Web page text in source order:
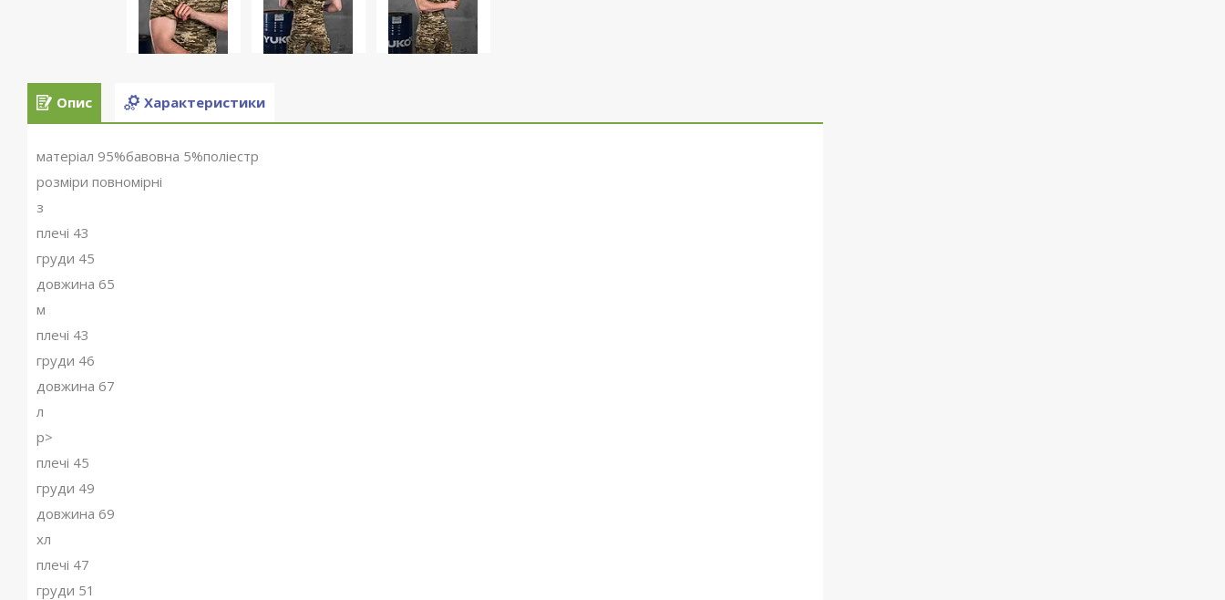
Опис Характеристики
матеріал 95%бавовна 5%поліестр
розміри повномірні
з
плечі 43
груди 45
довжина 65
м
плечі 43
груди 46
довжина 67
л
p>
плечі 45
груди 49
довжина 69
хл
плечі 47
груди 51